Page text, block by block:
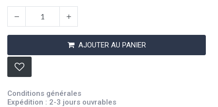
AJOUTER AU PANIER
Conditions générales
Expédition : 2-3 jours ouvrables